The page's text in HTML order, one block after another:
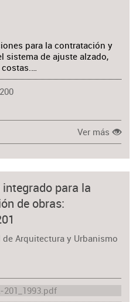
para la contratación y
sistema de ajuste alzado,
Ver más
para la
de obras:
Arquitectura y Urbanismo